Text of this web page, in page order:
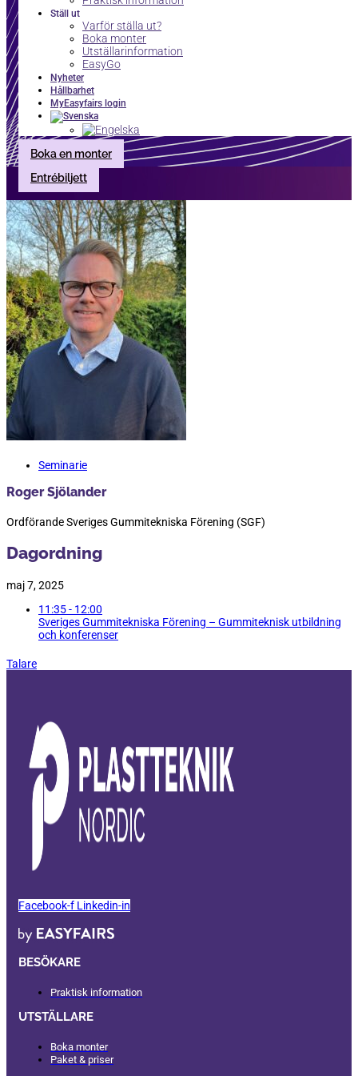
Ställ ut
Varför ställa ut?
Boka monter
Utställarinformation
EasyGo
Nyheter
Hållbarhet
MyEasyfairs login
Boka en monter
Entrébiljett
Seminarie
Roger Sjölander
Ordförande Sveriges Gummitekniska Förening (SGF)
Dagordning
maj 7, 2025
11:35 - 12:00
Sveriges Gummitekniska Förening – Gummiteknisk utbildning
och konferenser
Talare
Facebook-f Linkedin-in
BESÖKARE
Praktisk information
UTSTÄLLARE
Boka monter
Paket & priser